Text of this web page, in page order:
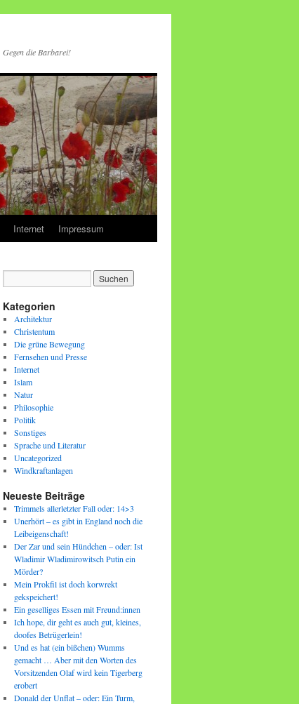
Gegen die Barbarei!
Internet Impressum
Kategorien
Architektur
Christentum
Die grüne Bewegung
Fernsehen und Presse
Internet
Islam
Natur
Philosophie
Politik
Sonstiges
Sprache und Literatur
Uncategorized
Windkraftanlagen
Neueste Beiträge
Trimmels allerletzter Fall oder: 14>3
Unerhört – es gibt in England noch die
Leibeigenschaft!
Der Zar und sein Hündchen – oder: Ist
Wladimir Wladimirowitsch Putin ein
Mörder?
Mein Prokfil ist doch korwrekt
gekspeichert!
Ein geselliges Essen mit Freund:innen
Ich hope, dir geht es auch gut, kleines,
doofes Betrügerlein!
Und es hat (ein bißchen) Wumms
gemacht … Aber mit den Worten des
Vorsitzenden Olaf wird kein Tigerberg
erobert
Donald der Unflat – oder: Ein Turm,